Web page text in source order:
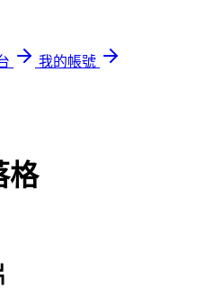
我的帳號
格